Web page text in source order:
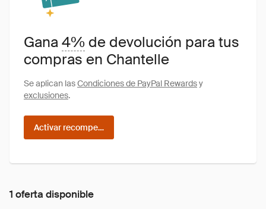
Gana4% de devolución para tus
compras en Chantelle
Se aplican lasCondiciones de PayPal Rewardsy
exclusiones.
Activar recompensas
1 oferta disponible